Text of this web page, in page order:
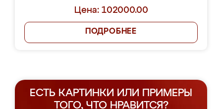
Цена: 102000.00
ПОДРОБНЕЕ
ЕСТЬ КАРТИНКИ ИЛИ ПРИМЕРЫ
ТОГО, ЧТО НРАВИТСЯ?